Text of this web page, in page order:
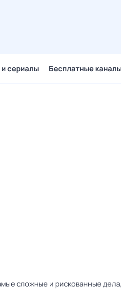
сериалы Бесплатные каналы
сложные и рискованные